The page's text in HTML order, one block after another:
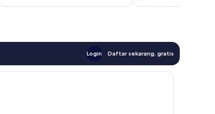
Login Daftar sekarang, gratis